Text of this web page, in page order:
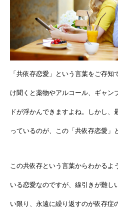
「共依存恋愛」という言葉をご存
け聞くと薬物やアルコール、ギャン
ドが浮かんできますよね。しかし
っているのが、この「共依存恋愛」
この共依存という言葉からわかるよ
いる恋愛なのですが、線引きが難し
い限り、永遠に繰り返すのが依存症